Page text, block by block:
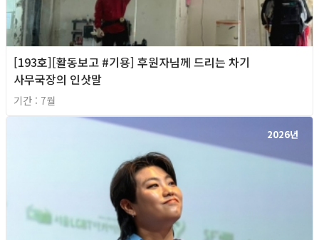
[193호][활동보고 #기용] 후원자님께 드리는 차기
사무국장의 인삿말
기간 : 7월
2026년